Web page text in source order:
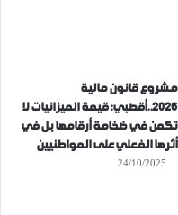
مشروع قانون مالية
2026..أقصبي: قيمة الميزانيات لا
تكمن في ضخامة أرقامها بل في
أثرها الفعلي على المواطنيين
24/10/2025